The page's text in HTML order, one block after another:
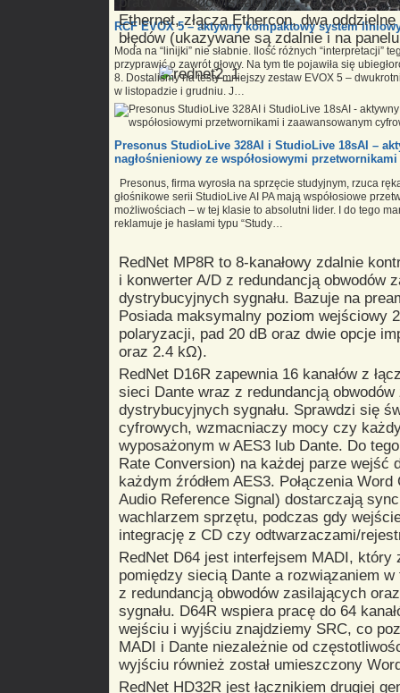
RCF EVOX 5 – aktywny kompaktowy system
Moda na “linijki” nie słabnie. Ilość różnych “interpretacji”
przyprawić o zawrót głowy. Na tym tle pojawiła się
8. Dostaliśmy na testy mniejszy zestaw EVOX 5 –
w listopadzie i grudniu. J…
Presonus StudioLive 328AI i StudioLive 18sAI –
nagłośnieniowy ze współosiowymi
Presonus, firma wyrosła na sprzęcie studyjnym, rzuca
głośnikowe serii StudioLive AI PA mają współosiowe
możliwościach – w tej klasie to absolutni lider. I do tego
reklamuje je hasłami typu “Study…
Ethernet, złącza Ethercon, dwa
błędów (ukazywane są zdalnie i na
RedNet MP8R to 8-kanałowy zdalnie
i konwerter A/D z redundancją obwodów
dystrybucyjnych sygnału. Bazuje na
Posiada maksymalny poziom wejściowy
polaryzacji, pad 20 dB oraz dwie opcje
oraz 2.4 kΩ).
RedNet D16R zapewnia 16 kanałów z
sieci Dante wraz z redundancją
dystrybucyjnych sygnału. Sprawdzi się
cyfrowych, wzmacniaczy mocy czy
wyposażonym w AES3 lub Dante. Do
Rate Conversion) na każdej parze wejść
każdym źródłem AES3. Połączenia
Audio Reference Signal) dostarczają
wachlarzem sprzętu, podczas gdy
integrację z CD czy odtwarzaczami/
RedNet D64 jest interfejsem MADI, który
pomiędzy siecią Dante a rozwiązaniem
z redundancją obwodów zasilających
sygnału. D64R wspiera pracę do 64
wejściu i wyjściu znajdziemy SRC, co
MADI i Dante niezależnie od
wyjściu również został umieszczony
RedNet HD32R jest łącznikiem drugiej